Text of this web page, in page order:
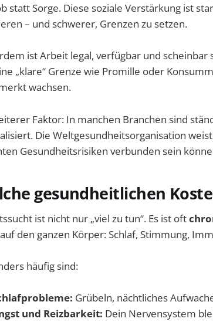
statt Sorge. Diese soziale Verstärkung ist
– und schwerer, Grenzen zu setzen.
ist Arbeit legal, verfügbar und scheinbar
„klare“ Grenze wie Promille oder
wachsen.
Faktor: In manchen Branchen sind
Die Weltgesundheitsorganisation
Gesundheitsrisiken verbunden sein
gesundheitlichen
ist nicht nur „viel zu tun“. Es ist oft
den ganzen Körper: Schlaf, Stimmung,
häufig sind:
Grübeln, nächtliches
und Reizbarkeit: Dein Nervensystem